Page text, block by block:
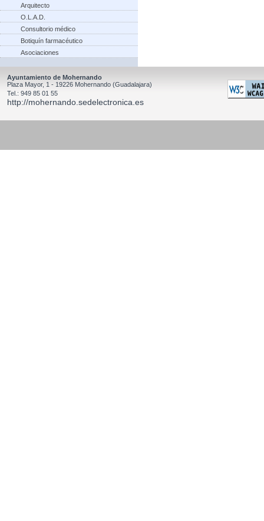
Arquitecto
O.L.A.D.
Consultorio médico
Botiquín farmacéutico
Asociaciones
Ayuntamiento de Mohernando
Plaza Mayor, 1 - 19226 Mohernando (Guadalajara)
Tel.: 949 85 01 55
http://mohernando.sedelectronica.es